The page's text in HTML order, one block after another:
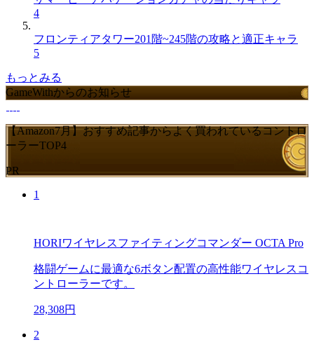
4
フロンティアタワー201階~245階の攻略と適正キャラ
5
もっとみる
GameWithからのお知らせ
【Amazon7月】おすすめ記事からよく買われているコントロ
ーラーTOP4
PR
1
HORIワイヤレスファイティングコマンダー OCTA Pro
格闘ゲームに最適な6ボタン配置の高性能ワイヤレスコ
ントローラーです。
28,308円
2